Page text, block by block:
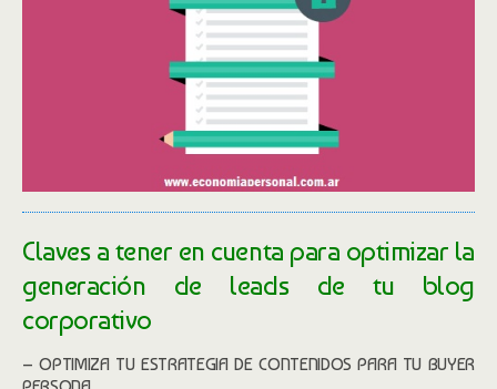
Claves a tener en cuenta para optimizar la
generación de leads de tu blog
corporativo
– OPTIMIZA TU ESTRATEGIA DE CONTENIDOS PARA TU BUYER